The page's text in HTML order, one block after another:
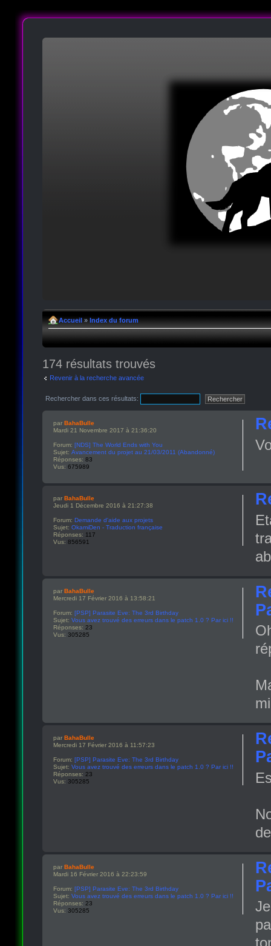
Accueil » Index du forum
174 résultats trouvés
Revenir à la recherche avancée
Rechercher dans ces résultats:
par BahaBulle
Mardi 21 Novembre 2017 à 21:36:20
Forum: [NDS] The World Ends with You
Sujet: Avancement du projet au 21/03/2011 (Abandonné)
Réponses: 83
Vus: 675989
par BahaBulle
Jeudi 1 Décembre 2016 à 21:27:38
Forum: Demande d'aide aux projets
Sujet: OkamiDen - Traduction française
Réponses: 117
Vus: 856591
par BahaBulle
Mercredi 17 Février 2016 à 13:58:21
Forum: [PSP] Parasite Eve: The 3rd Birthday
Sujet: Vous avez trouvé des erreurs dans le patch 1.0 ? Par ici !!
Réponses: 23
Vus: 305285
par BahaBulle
Mercredi 17 Février 2016 à 11:57:23
Forum: [PSP] Parasite Eve: The 3rd Birthday
Sujet: Vous avez trouvé des erreurs dans le patch 1.0 ? Par ici !!
Réponses: 23
Vus: 305285
par BahaBulle
Mardi 16 Février 2016 à 22:23:59
Forum: [PSP] Parasite Eve: The 3rd Birthday
Sujet: Vous avez trouvé des erreurs dans le patch 1.0 ? Par ici !!
Réponses: 23
Vus: 305285